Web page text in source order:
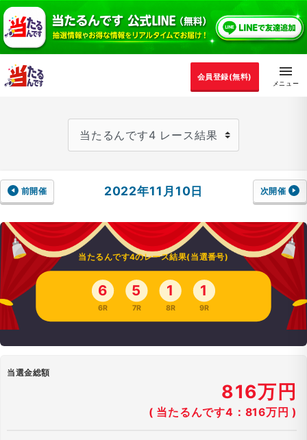
会員登録(無料)
前開催 2022年11月10日 次開催
当たるんです4のレース結果(当選番号)
6
6R
5
7R
1
8R
1
9R
当選金総額
816万円
( 当たるんです4：816万円 )